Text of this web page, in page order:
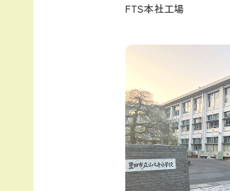
FTS本社工場